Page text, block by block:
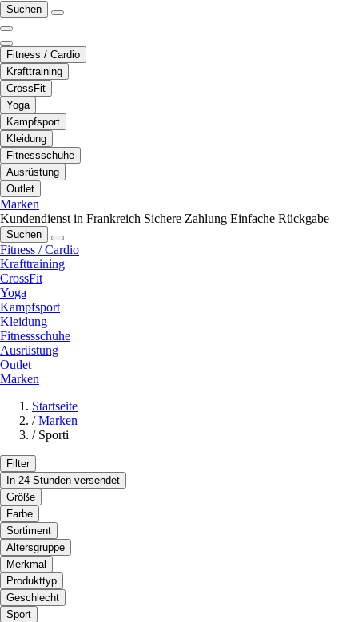
Suchen
Fitness / Cardio
Krafttraining
CrossFit
Yoga
Kampfsport
Kleidung
Fitnessschuhe
Ausrüstung
Outlet
Marken
Kundendienst in Frankreich Sichere Zahlung Einfache Rückgabe
Suchen
Fitness / Cardio
Krafttraining
CrossFit
Yoga
Kampfsport
Kleidung
Fitnessschuhe
Ausrüstung
Outlet
Marken
Startseite
/ Marken
/ Sporti
Filter
In 24 Stunden versendet
Größe
Farbe
Sortiment
Altersgruppe
Merkmal
Produkttyp
Geschlecht
Sport